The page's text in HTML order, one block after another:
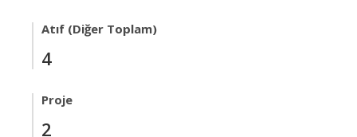
Atıf (Diğer Toplam)
4
Proje
2